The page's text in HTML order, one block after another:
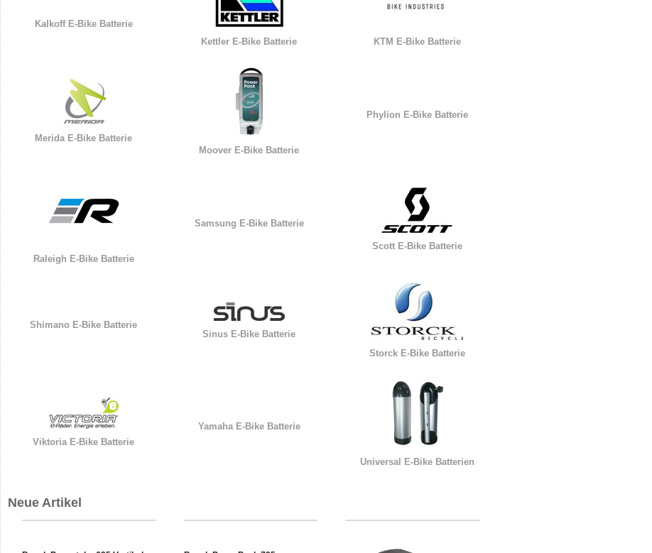
Kalkoff E-Bike Batterie
Kettler E-Bike Batterie
KTM E-Bike Batterie
Merida E-Bike Batterie
Moover E-Bike Batterie
Phylion E-Bike Batterie
Raleigh E-Bike Batterie
Samsung E-Bike Batterie
Scott E-Bike Batterie
Shimano E-Bike Batterie
Sinus E-Bike Batterie
Storck E-Bike Batterie
Viktoria E-Bike Batterie
Yamaha E-Bike Batterie
Universal E-Bike Batterien
Neue Artikel